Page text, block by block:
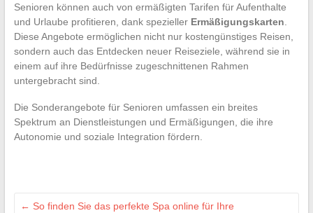
Senioren können auch von ermäßigten Tarifen für Aufenthalte
und Urlaube profitieren, dank spezieller Ermäßigungskarten
Diese Angebote ermöglichen nicht nur kostengünstiges Reisen,
sondern auch das Entdecken neuer Reiseziele, während sie in
einem auf ihre Bedürfnisse zugeschnittenen Rahmen
untergebracht sind.
Die Sonderangebote für Senioren umfassen ein breites
Spektrum an Dienstleistungen und Ermäßigungen, die ihre
Autonomie und soziale Integration fördern.
← So finden Sie das perfekte Spa online für Ihre